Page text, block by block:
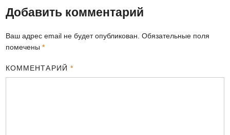
Добавить комментарий
Ваш адрес email не будет опубликован. Обязательные поля
помечены*
КОММЕНТАРИЙ *